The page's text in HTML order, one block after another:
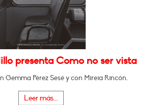
presenta Como no ser vista
Gemma Pérez Sesé y con Mireia Rincón.
Leer más...